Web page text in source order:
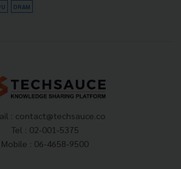
DRAM
: contact@techsauce.co
Tel : 02-001-5375
Mobile : 06-4658-9500